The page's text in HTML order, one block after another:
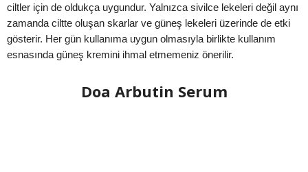
ciltler için de oldukça uygundur. Yalnızca sivilce lekeleri değil aynı
zamanda ciltte oluşan skarlar ve güneş lekeleri üzerinde de etki
gösterir. Her gün kullanıma uygun olmasıyla birlikte kullanım
esnasında güneş kremini ihmal etmemeniz önerilir.
Doa Arbutin Serum